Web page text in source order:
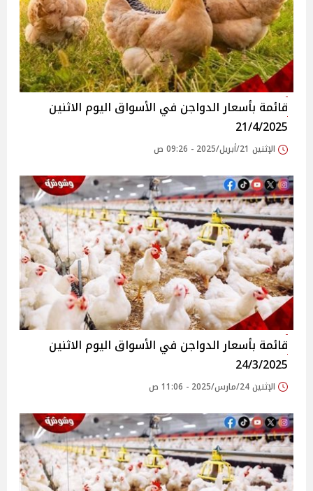
قائمة بأسعار الدواجن في الأسواق‎‎ اليوم الاثنين
21/4/2025
الإثنين 21/أبريل/2025 - 09:26 ص
قائمة بأسعار الدواجن في الأسواق‎‎ اليوم الاثنين
24/3/2025
الإثنين 24/مارس/2025 - 11:06 ص